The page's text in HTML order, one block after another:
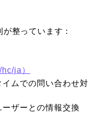
整っています：
ja）
イムでの問い合わせ対
ーザーとの情報交換